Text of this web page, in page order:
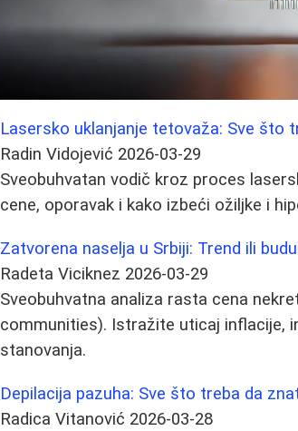
Lasersko uklanjanje tetovaža: Sve što
Radin Vidojević 2026-03-29
Sveobuhvatan vodič kroz proces
cene, oporavak i kako izbeći ožiljke i
Zatvorena naselja u Srbiji: Trend ili
Radeta Viciknez 2026-03-29
Sveobuhvatna analiza rasta cena
communities). Istražite uticaj inflacije,
stanovanja.
Depilacija pazuha: Sve što treba da
Radica Vitanović 2026-03-28